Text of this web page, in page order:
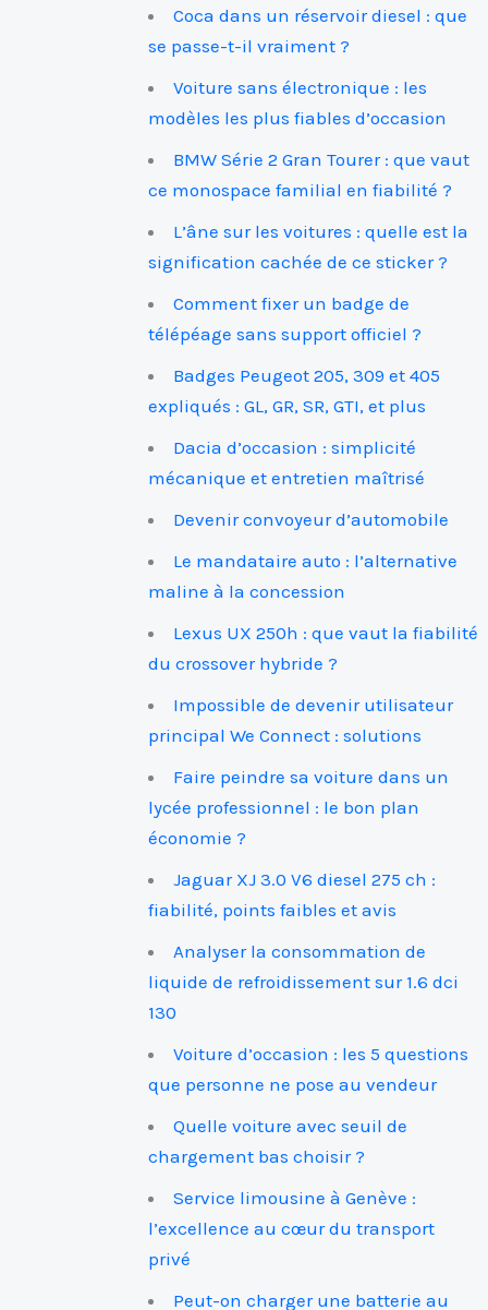
Coca dans un réservoir diesel : que
se passe-t-il vraiment ?
Voiture sans électronique : les
modèles les plus fiables d’occasion
BMW Série 2 Gran Tourer : que vaut
ce monospace familial en fiabilité ?
L’âne sur les voitures : quelle est la
signification cachée de ce sticker ?
Comment fixer un badge de
télépéage sans support officiel ?
Badges Peugeot 205, 309 et 405
expliqués : GL, GR, SR, GTI, et plus
Dacia d’occasion : simplicité
mécanique et entretien maîtrisé
Devenir convoyeur d’automobile
Le mandataire auto : l’alternative
maline à la concession
Lexus UX 250h : que vaut la fiabilité
du crossover hybride ?
Impossible de devenir utilisateur
principal We Connect : solutions
Faire peindre sa voiture dans un
lycée professionnel : le bon plan
économie ?
Jaguar XJ 3.0 V6 diesel 275 ch :
fiabilité, points faibles et avis
Analyser la consommation de
liquide de refroidissement sur 1.6 dci
130
Voiture d’occasion : les 5 questions
que personne ne pose au vendeur
Quelle voiture avec seuil de
chargement bas choisir ?
Service limousine à Genève :
l’excellence au cœur du transport
privé
Peut-on charger une batterie au